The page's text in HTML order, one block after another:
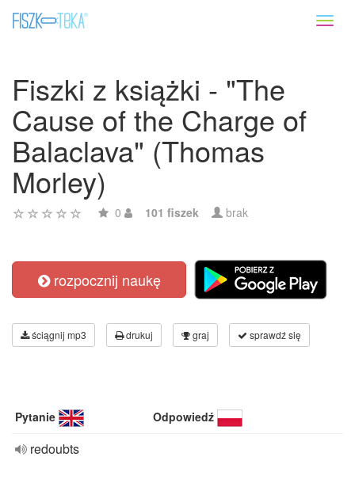
Fiszki z książki - "The
Cause of the Charge of
Balaclava" (Thomas
Morley)
0 101 fiszek brak
rozpocznij naukę
ściągnij mp3 drukuj graj sprawdź się
Pytanie Odpowiedź
redoubts